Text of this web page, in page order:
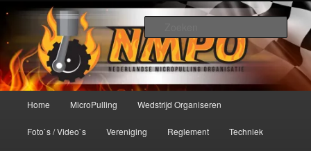
primaire
inhoudNederlandse MicroPulling
Organisatie
De meest krachtige modelbouwsport ter wereld!
Home MicroPulling Wedstrijd Organiseren
Foto`s / Video`s Vereniging Reglement Techniek